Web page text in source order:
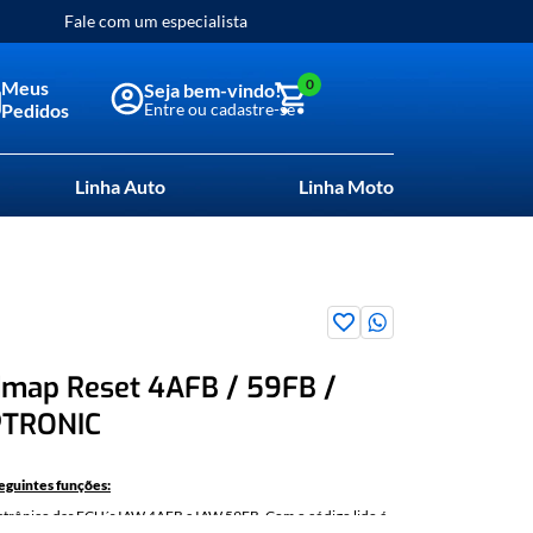
Fale com um especialista
Meus
Pedidos
0
Linha Auto Linha Moto
Reset 4AFB / 59FB /
funções:
das ECU´s IAW 4AFB e IAW 59FB. Com o código lido é